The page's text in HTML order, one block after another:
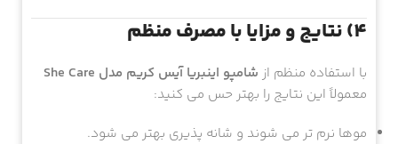
4) نتایج و مزایا با مصرف منظم
با استفاده منظم از شامپو اینبریا آیس کریم مدل She Care
معمولاً این نتایج را بهتر حس می کنید:
موها نرم تر می شوند و شانه پذیری بهتر می شود.